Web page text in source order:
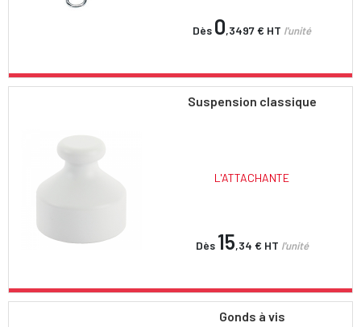
Dès 0,3497 € HT l'unité
Suspension classique
L'ATTACHANTE
Dès 15,34 € HT l'unité
Gonds à vis